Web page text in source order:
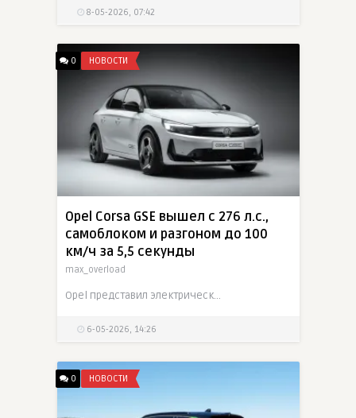
8-05-2026, 07:42
0 НОВОСТИ
Opel Corsa GSE вышел с 276 л.с.,
самоблоком и разгоном до 100
км/ч за 5,5 секунды
max_overload
Opel представил электрический Corsa GSE. Хот-хэтч получил 276 л.с., 345 Нм, передний привод с самоблокирующимся дифференциалом, более жесткую и низкую подвеску, усиленные тормоза и разгон до 100
6-05-2026, 14:26
0 НОВОСТИ